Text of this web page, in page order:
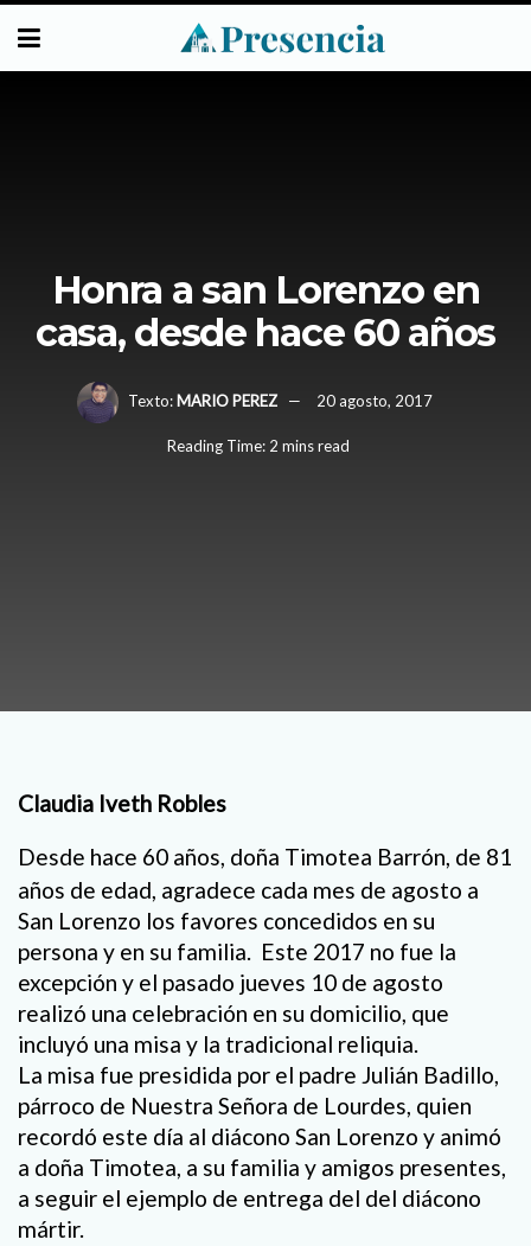
Honra a san Lorenzo en
casa, desde hace 60 años
Texto: MARIO PEREZ 20 agosto, 2017
Reading Time: 2 mins read
Claudia Iveth Robles
Desde hace 60 años, doña Timotea Barrón, de 81
años de edad, agradece cada mes de agosto a
San Lorenzo los favores concedidos en su
persona y en su familia. Este 2017 no fue la
excepción y el pasado jueves 10 de agosto
realizó una celebración en su domicilio, que
incluyó una misa y la tradicional reliquia.
La misa fue presidida por el padre Julián Badillo,
párroco de Nuestra Señora de Lourdes, quien
recordó este día al diácono San Lorenzo y animó
a doña Timotea, a su familia y amigos presentes,
a seguir el ejemplo de entrega del del diácono
mártir.